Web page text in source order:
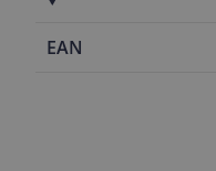
EAN